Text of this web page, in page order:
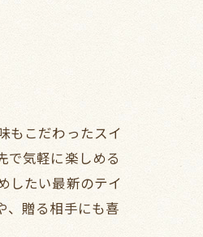
もこだわったスイ
で気軽に楽しめる
したい最新のテイ
、贈る相手にも喜